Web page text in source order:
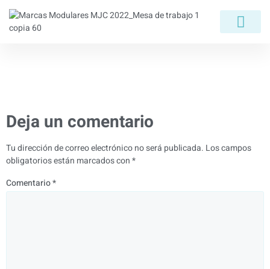
Deja un comentario
Tu dirección de correo electrónico no será publicada. Los campos
obligatorios están marcados con*
Comentario*